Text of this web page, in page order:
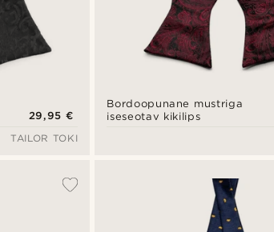
29,95 €
TAILOR TOKI
Bordoopunane mustriga
iseseotav kikilips